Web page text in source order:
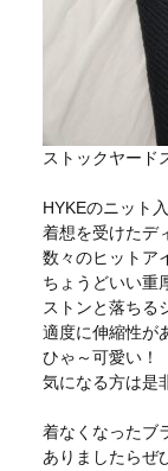
ストックヤー
HYKEのニット
着想を受けたデ
数々のヒットア
ちょうどいい重
ストンと落ちる
適度に伸縮性が
ひゃ～可愛い！
気になる方は是
着なくなったブ
ありましたらぜ